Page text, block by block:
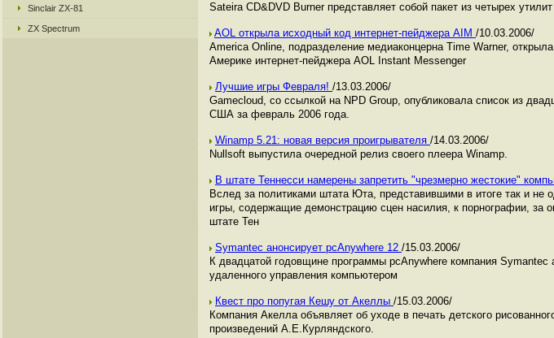
Sinclair ZX-81
ZX Spectrum
Sateira CD&DVD Burner представляет собой пакет из четырех
AOL открыла исходный код интернет-пейджера AIM /10.03.2006/
America Online, подразделение медиаконцерна Time Warner,
Америке интернет-пейджера AOL Instant Messenger
Лучшие игры Февраля! /13.03.2006/
Gamecloud, со ссылкой на NPD Group, опубликовала список из
США за февраль 2006 года.
Winamp 5.21: новая версия проигрывателя /14.03.2006/
Nullsoft выпустила очередной релиз своего плеера Winamp.
В штате Теннесси намерены запретить "чрезмерно жестокие"
Вслед за политиками штата Юта, представившими в итоге так и не
игры, содержащие демонстрацию сцен насилия, к порнографии, за
штате Тен
Symantec анонсирует pcAnywhere 12 /15.03.2006/
К двадцатой годовщине программы pcAnywhere компания
удаленного управления компьютером
Квест про попугая Кешу от Акеллы /15.03.2006/
Компания Акелла объявляет об уходе в печать детского
произведений А.Е.Курляндского.